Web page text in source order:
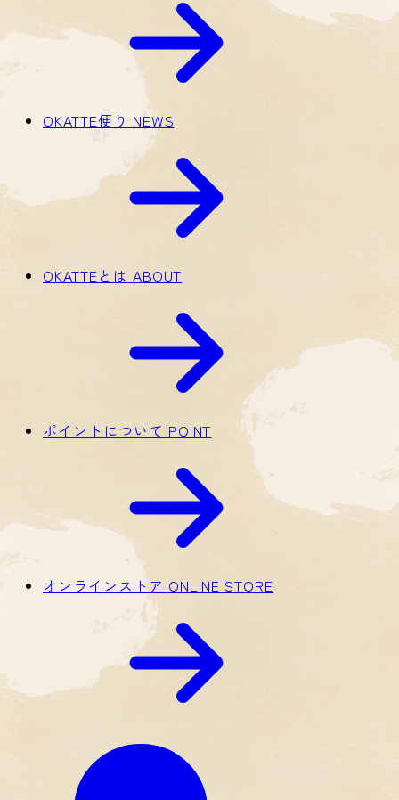
OKATTE便り NEWS
OKATTEとは ABOUT
ポイントについて POINT
オンラインストア ONLINE STORE